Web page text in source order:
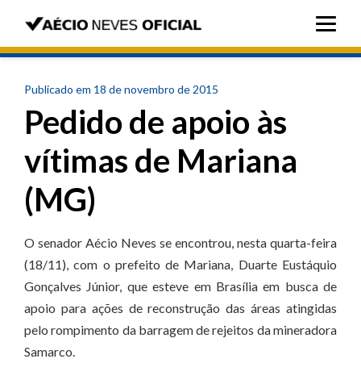
Publicado em 18 de novembro de 2015
Pedido de apoio às
vítimas de Mariana
(MG)
O senador Aécio Neves se encontrou, nesta quarta-feira
(18/11), com o prefeito de Mariana, Duarte Eustáquio
Gonçalves Júnior, que esteve em Brasília em busca de
apoio para ações de reconstrução das áreas atingidas
pelo rompimento da barragem de rejeitos da mineradora
Samarco.